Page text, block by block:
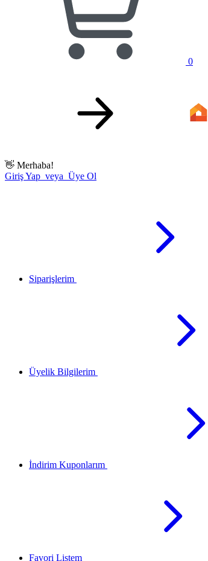
0
👋 Merhaba!
Giriş Yap veya Üye Ol
Siparişlerim
Üyelik Bilgilerim
İndirim Kuponlarım
Favori Listem